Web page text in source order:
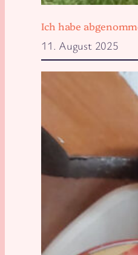
Ich habe
11. August 2025